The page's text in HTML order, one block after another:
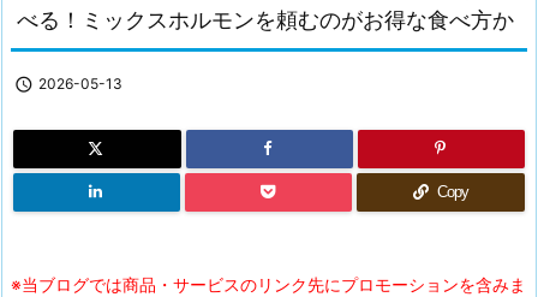
べる！ミックスホルモンを頼むのがお得な食べ方か
 2026-05-13
Copy
※当ブログでは商品・サービスのリンク先にプロモーションを含みま